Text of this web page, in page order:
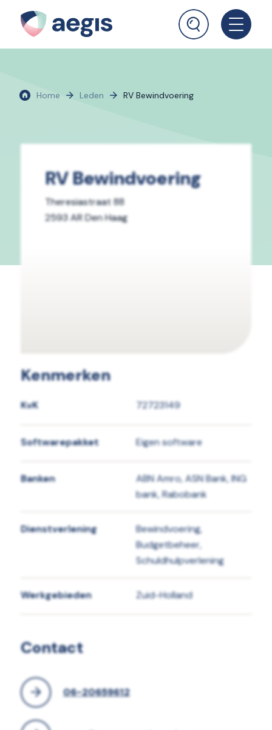
Home Leden RV Bewindvoering
RV Bewindvoering
Theresiastraat 88
2593 AR Den Haag
Kenmerken
KvK 72723149
Softwarepakket Eigen software
Banken
ABN Amro, ASN Bank, ING
bank, Rabobank
Dienstverlening
Bewindvoering,
Budgetbeheer,
Schuldhulpverlening
Werkgebieden Zuid-Holland
Contact
06-20659612